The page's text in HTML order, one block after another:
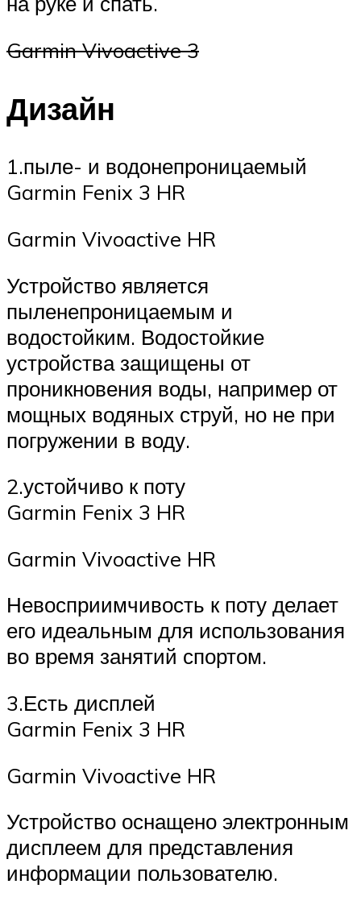
Garmin Vivoactive 3
Дизайн
1.пыле- и водонепроницаемый
Garmin Fenix 3 HR
Garmin Vivoactive HR
Устройство является
пыленепроницаемым и
водостойким. Водостойкие
устройства защищены от
проникновения воды, например от
мощных водяных струй, но не при
погружении в воду.
2.устойчиво к поту
Garmin Fenix 3 HR
Garmin Vivoactive HR
Невосприимчивость к поту делает
его идеальным для использования
во время занятий спортом.
3.Есть дисплей
Garmin Fenix 3 HR
Garmin Vivoactive HR
Устройство оснащено электронным
дисплеем для представления
информации пользователю.